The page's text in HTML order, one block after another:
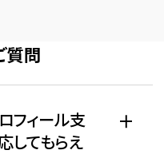
質問
フィール支
してもらえ